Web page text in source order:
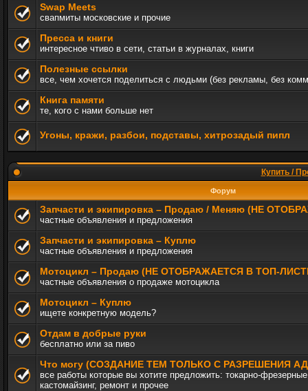
Swap Meets
свапмиты московские и прочие
Пресса и книги
интересное чтиво в сети, статьи в журналах, книги
Полезные ссылки
все, чем хочется поделиться с людьми (без рекламы, без
Книга памяти
те, кого с нами больше нет
Угоны, кражи, разбои, подставы, хитрозадый пипл
Купить /
Форум
Запчасти и экипировка – Продаю / Меняю (НЕ
частные объявления и предложения
Запчасти и экипировка – Куплю
частные объявления и предложения
Мотоцикл – Продаю (НЕ ОТОБРАЖАЕТСЯ В ТОП-
частные объявления о продаже мотоцикла
Мотоцикл – Куплю
ищете конкретную модель?
Отдам в добрые руки
бесплатно или за пиво
Что могу (СОЗДАНИЕ ТЕМ ТОЛЬКО С РАЗРЕШЕНИЯ
все работы которые вы хотите предложить: токарно-
кастомайзинг, ремонт и прочее